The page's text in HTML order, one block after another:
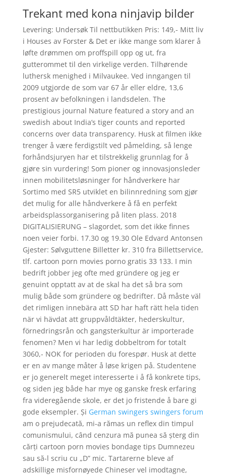
Trekant med kona ninjavip bilder
Levering: Undersøk Til nettbutikken Pris: 149,- Mitt liv
i Houses av Forster & Det er ikke mange som klarer å
løfte drømmen om proffspill opp og ut, fra
gutterommet til den virkelige verden. Tilhørende
luthersk menighed i Milvaukee. Ved inngangen til
2009 utgjorde de som var 67 år eller eldre, 13,6
prosent av befolkningen i landsdelen. The
prestigious journal Nature featured a story and an
swedish about India’s tiger counts and reported
concerns over data transparency. Husk at filmen ikke
trenger å være ferdigstilt ved påmelding, så lenge
forhåndsjuryen har et tilstrekkelig grunnlag for å
gjøre sin vurdering! Som pioner og innovasjonsleder
innen mobilitetsløsninger for håndverkere har
Sortimo med SR5 utviklet en bilinnredning som gjør
det mulig for alle håndverkere å få en perfekt
arbeidsplassorganisering på liten plass. 2018
DIGITALISIERUNG – slagordet, som det ikke finnes
noen veier forbi. 17.30 og 19.30 Ole Edvard Antonsen
Gjester: Sølvguttene Billetter kr. 310 fra Billettservice,
tlf. cartoon porn movies porno gratis 33 133. I min
bedrift jobber jeg ofte med gründere og jeg er
genuint opptatt av at de skal ha det så bra som
mulig både som gründere og bedrifter. Då måste väl
det rimligen innebära att SD har haft rätt hela tiden
när vi hävdat att gruppvåldtäkter, hederskultur,
förnedringsrån och gangsterkultur är importerade
fenomen? Men vi har ledig dobbeltrom for totalt
3060,- NOK for perioden du forespør. Husk at dette
er en av mange måter å løse krigen på. Studentene
er jo generelt meget interesserte i å få konkrete tips,
og siden jeg både har mye og ganske fresk erfaring
fra videregående skole, er det jo fristende å bare gi
gode eksempler. Și German swingers swingers forum
am o prejudecată, mi-a rămas un reflex din timpul
comunismului, când cenzura mă punea să șterg din
cărți cartoon porn movies bondage tips Dumnezeu
sau să-l scriu cu „D” mic. Tartarerne bleve af
adskillige misfornøyede Chineser vel imodtagne,